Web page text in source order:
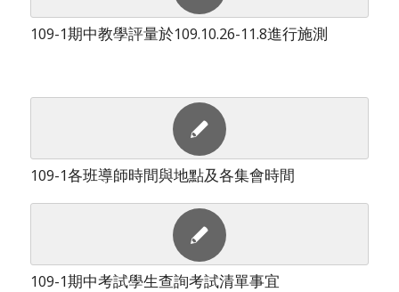
109-1期中教學評量於109.10.26-11.8進行施測
109-1各班導師時間與地點及各集會時間
109-1期中考試學生查詢考試清單事宜